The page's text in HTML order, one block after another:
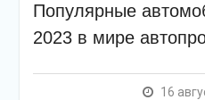
Популярные
2023 в мире
16